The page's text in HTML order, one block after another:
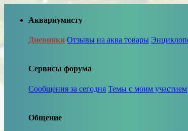
Аквариумисту
Дневники Отзывы на аква товары
Сервисы форума
Сообщения за сегодня Темы с моим участием
Общение